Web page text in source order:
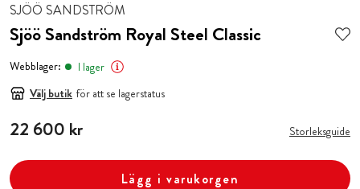
SJÖÖ SANDSTRÖM
Sjöö Sandström Royal Steel Classic
Webblager:
I lager
Välj butik för att se lagerstatus
Pris :22 600 kr
22 600 kr Storleksguide
Lägg i varukorgen